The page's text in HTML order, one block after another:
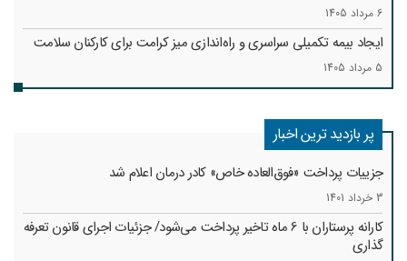
6 مرداد 1405
ایجاد بیمه تکمیلی سراسری و راه‌اندازی میز کرامت برای کارکنان سلامت
5 مرداد 1405
پر بازدید ترین اخبار
جزییات پرداخت «فوق‌العاده خاص» کادر درمان اعلام شد
3 خرداد 1401
کارانه‌ پرستاران با 6 ماه تاخیر پرداخت می‌شود/ جزئیات اجرای قانون تعرفه
گذاری